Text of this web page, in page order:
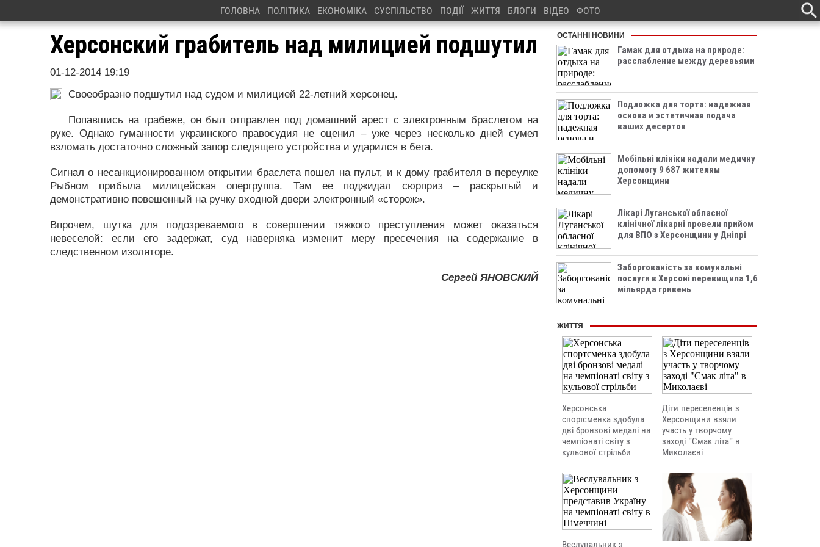
ГОЛОВНА ПОЛІТИКА ЕКОНОМІКА СУСПІЛЬСТВО ПОДІЇ ЖИТТЯ БЛОГИ ВІДЕО ФОТО
Херсонский грабитель над милицией подшутил
01-12-2014 19:19
Своеобразно подшутил над судом и милицией 22-летний херсонец.
Попавшись на грабеже, он был отправлен под домашний арест с электронным браслетом на
руке. Однако гуманности украинского правосудия не оценил – уже через несколько дней сумел
взломать достаточно сложный запор следящего устройства и ударился в бега.
Сигнал о несанкционированном открытии браслета пошел на пульт, и к дому грабителя в переулке
Рыбном прибыла милицейская опергруппа. Там ее поджидал сюрприз – раскрытый и
демонстративно повешенный на ручку входной двери электронный «сторож».
Впрочем, шутка для подозреваемого в совершении тяжкого преступления может оказаться
невеселой: если его задержат, суд наверняка изменит меру пресечения на содержание в
следственном изоляторе.
Сергей ЯНОВСКИЙ
ОСТАННІ НОВИНИ
Гамак для отдыха на природе:
расслабление между деревьями
Подложка для торта: надежная
основа и эстетичная подача
ваших десертов
Мобільні клініки надали медичну
допомогу 9 687 жителям
Херсонщини
Лікарі Луганської обласної
клінічної лікарні провели прийом
для ВПО з Херсонщини у Дніпрі
Заборгованість за комунальні
послуги в Херсоні перевищила 1,6
мільярда гривень
ЖИТТЯ
Херсонська
спортсменка здобула
дві бронзові медалі на
чемпіонаті світу з
кульової стрільби
Діти переселенців з
Херсонщини взяли
участь у творчому
заході "Смак літа" в
Миколаєві
Веслувальник з